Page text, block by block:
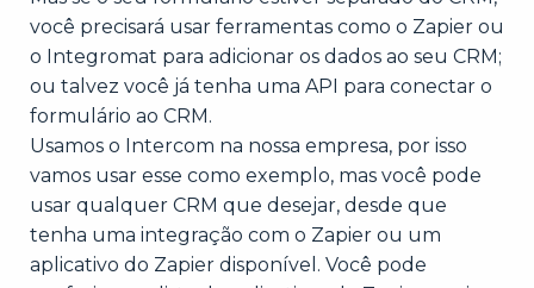
você precisará usar ferramentas como o Zapier ou
o Integromat para adicionar os dados ao seu CRM;
ou talvez você já tenha uma API para conectar o
formulário ao CRM.
Usamos o Intercom na nossa empresa, por isso
vamos usar esse como exemplo, mas você pode
usar qualquer CRM que desejar, desde que
tenha uma integração com o Zapier ou um
aplicativo do Zapier disponível. Você pode